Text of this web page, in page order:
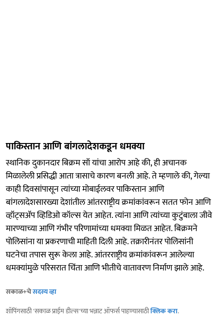
पाकिस्तान आणि बांगलादेशकडून धमक्या
स्थानिक दुकानदार बिक्रम सॉ यांचा आरोप आहे की, ही अचानक
मिळालेली प्रसिद्धी आता त्रासाचे कारण बनली आहे. ते म्हणाले की, गेल्या
काही दिवसांपासून त्यांच्या मोबाईलवर पाकिस्तान आणि
बांगलादेशसारख्या देशांतील आंतरराष्ट्रीय क्रमांकांवरून सतत फोन आणि
व्हॉट्सॲप व्हिडिओ कॉल्स येत आहेत. त्यांना आणि त्यांच्या कुटुंबाला जीवे
मारण्याच्या आणि गंभीर परिणामांच्या धमक्या मिळत आहेत. बिक्रमने
पोलिसांना या प्रकरणाची माहिती दिली आहे. तक्रारीनंतर पोलिसांनी
घटनेचा तपास सुरू केला आहे. आंतरराष्ट्रीय क्रमांकांवरून आलेल्या
धमक्यांमुळे परिसरात चिंता आणि भीतीचे वातावरण निर्माण झाले आहे.
सकाळ+चेसदस्य व्हा
शॉपिंगसाठी 'सकाळ प्राईम डील्स'च्या भन्नाट ऑफर्स पाहण्यासाठीक्लिक करा.